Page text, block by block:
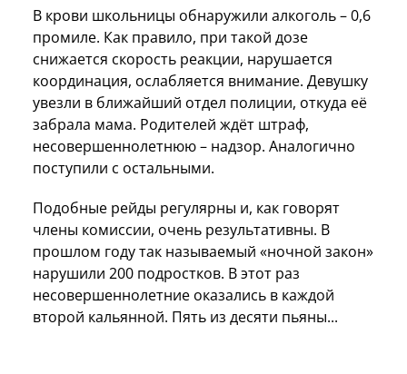
В крови школьницы обнаружили алкоголь – 0,6
промиле. Как правило, при такой дозе
снижается скорость реакции, нарушается
координация, ослабляется внимание. Девушку
увезли в ближайший отдел полиции, откуда её
забрала мама. Родителей ждёт штраф,
несовершеннолетнюю – надзор. Аналогично
поступили с остальными.
Подобные рейды регулярны и, как говорят
члены комиссии, очень результативны. В
прошлом году так называемый «ночной закон»
нарушили 200 подростков. В этот раз
несовершеннолетние оказались в каждой
второй кальянной. Пять из десяти пьяны...